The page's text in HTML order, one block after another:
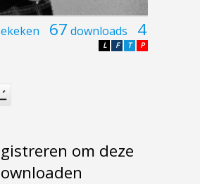
67 downloads 4
P
T
F
L
om deze